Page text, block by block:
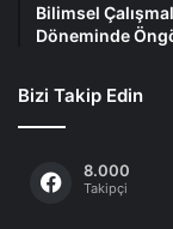
Bilimsel
Döneminde
Bizi Takip Edin
8.000
Takipçi